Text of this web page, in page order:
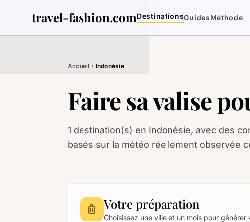
travel-fashion.comDestinationsGuidesMéthode
Accueil chevron_right Indonésie
Faire sa valise
1 destination(s) en Indonésie, avec des
basés sur la météo réellement observée
luggage Votre préparation
Choisissez une ville et un mois pour générer